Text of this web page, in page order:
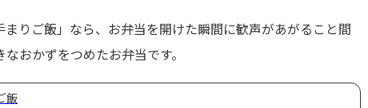
りご飯」なら、お弁当を開けた瞬間に歓声があがること間
おかずをつめたお弁当です。
飯